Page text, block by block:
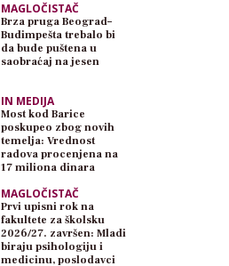
MAGLOČISTAČ
Brza pruga Beograd–
Budimpešta trebalo bi
da bude puštena u
saobraćaj na jesen
IN MEDIJA
Most kod Barice
poskupeo zbog novih
temelja: Vrednost
radova procenjena na
17 miliona dinara
MAGLOČISTAČ
Prvi upisni rok na
fakultete za školsku
2026/27. završen: Mladi
biraju psihologiju i
medicinu, poslodavci